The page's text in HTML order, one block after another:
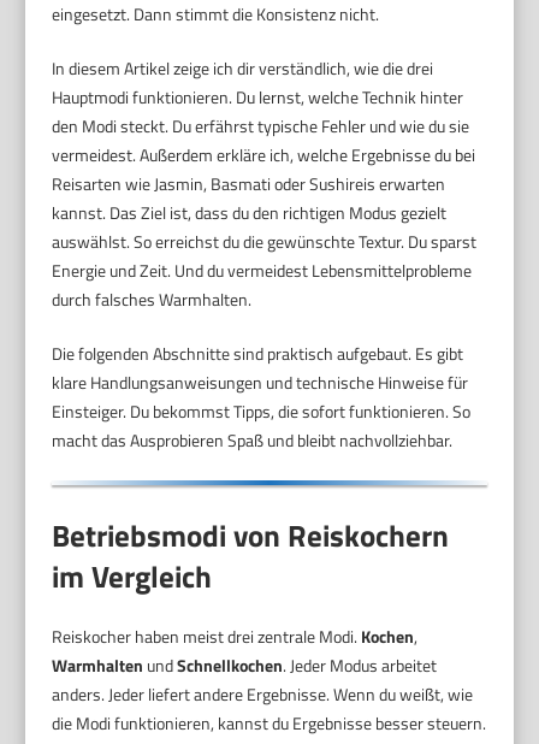
eingesetzt. Dann stimmt die Konsistenz nicht.
In diesem Artikel zeige ich dir verständlich, wie die drei
Hauptmodi funktionieren. Du lernst, welche Technik hinter
den Modi steckt. Du erfährst typische Fehler und wie du sie
vermeidest. Außerdem erkläre ich, welche Ergebnisse du bei
Reisarten wie Jasmin, Basmati oder Sushireis erwarten
kannst. Das Ziel ist, dass du den richtigen Modus gezielt
auswählst. So erreichst du die gewünschte Textur. Du sparst
Energie und Zeit. Und du vermeidest Lebensmittelprobleme
durch falsches Warmhalten.
Die folgenden Abschnitte sind praktisch aufgebaut. Es gibt
klare Handlungsanweisungen und technische Hinweise für
Einsteiger. Du bekommst Tipps, die sofort funktionieren. So
macht das Ausprobieren Spaß und bleibt nachvollziehbar.
Betriebsmodi von Reiskochern
im Vergleich
Reiskocher haben meist drei zentrale Modi. Kochen,
Warmhalten undSchnellkochen. Jeder Modus arbeitet
anders. Jeder liefert andere Ergebnisse. Wenn du weißt, wie
die Modi funktionieren, kannst du Ergebnisse besser steuern.